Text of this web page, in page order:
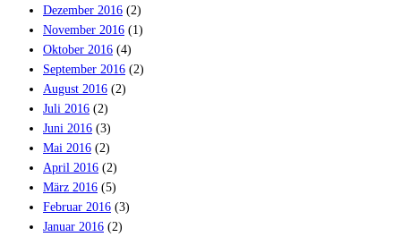
Dezember 2016 (2)
November 2016 (1)
Oktober 2016 (4)
September 2016 (2)
August 2016 (2)
Juli 2016 (2)
Juni 2016 (3)
Mai 2016 (2)
April 2016 (2)
März 2016 (5)
Februar 2016 (3)
Januar 2016 (2)